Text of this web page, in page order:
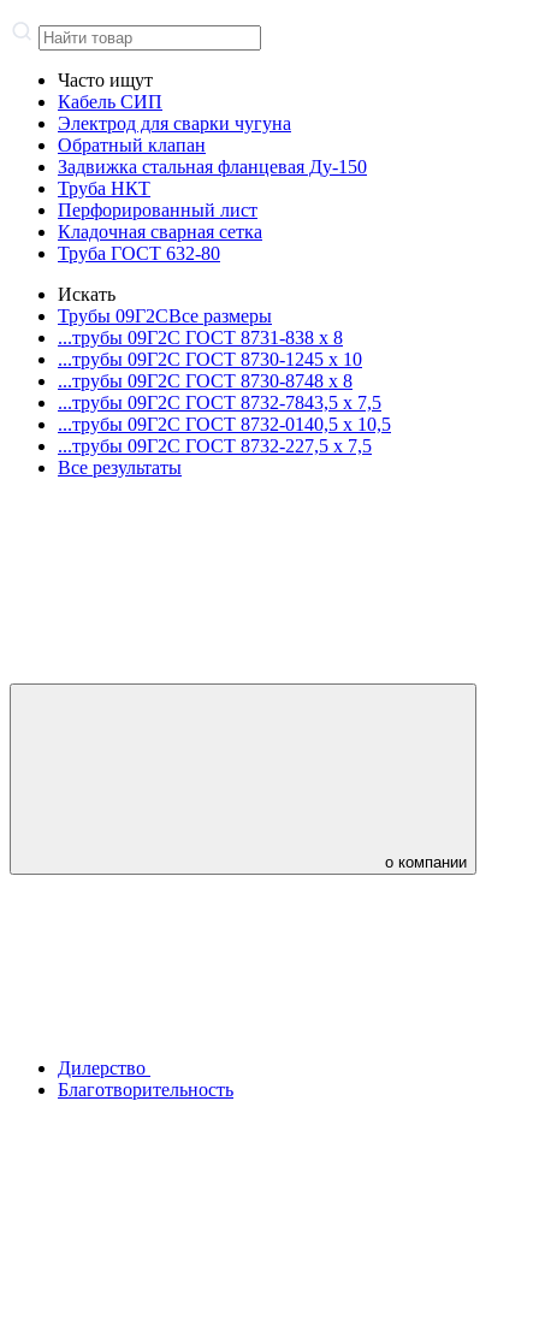
Часто ищут
Кабель СИП
Электрод для сварки чугуна
Обратный клапан
Задвижка стальная фланцевая Ду-150
Труба НКТ
Перфорированный лист
Кладочная сварная сетка
Труба ГОСТ 632-80
Искать
Трубы 09Г2СВсе размеры
...трубы 09Г2С ГОСТ 8731-838 x 8
...трубы 09Г2С ГОСТ 8730-1245 x 10
...трубы 09Г2С ГОСТ 8730-8748 x 8
...трубы 09Г2С ГОСТ 8732-7843,5 x 7,5
...трубы 09Г2С ГОСТ 8732-0140,5 x 10,5
...трубы 09Г2С ГОСТ 8732-227,5 x 7,5
Все результаты
о компании
Дилерство
Благотворительность